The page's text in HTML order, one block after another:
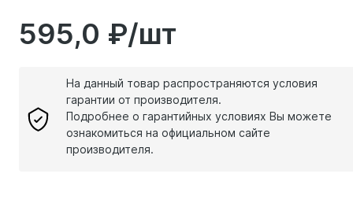
595,0 ₽/шт
На данный товар распространяются условия
гарантии от производителя.
Подробнее о гарантийных условиях Вы можете
ознакомиться на официальном сайте
производителя.